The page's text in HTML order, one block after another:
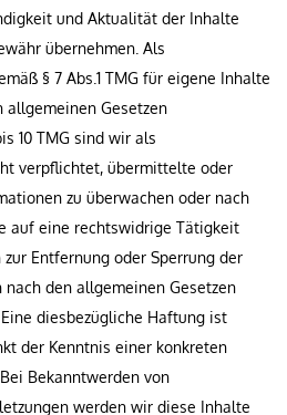
und Aktualität der Inhalte
übernehmen. Als
§ 7 Abs.1 TMG für eigene Inhalte
allgemeinen Gesetzen
10 TMG sind wir als
verpflichtet, übermittelte oder
zu überwachen oder nach
auf eine rechtswidrige Tätigkeit
Entfernung oder Sperrung der
den allgemeinen Gesetzen
diesbezügliche Haftung ist
der Kenntnis einer konkreten
Bekanntwerden von
werden wir diese Inhalte